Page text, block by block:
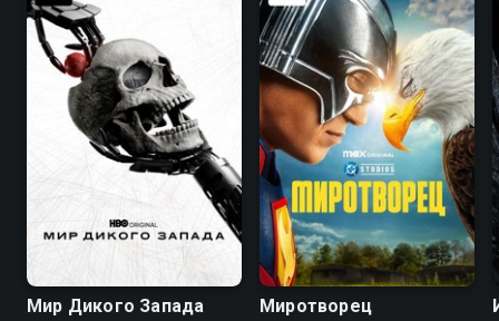
8.4
Мир Дикого Запада
8.0 8.2
Миротворец